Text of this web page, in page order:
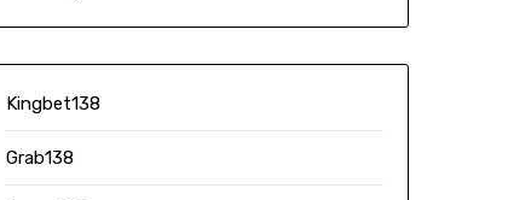
Kingbet138
Grab138